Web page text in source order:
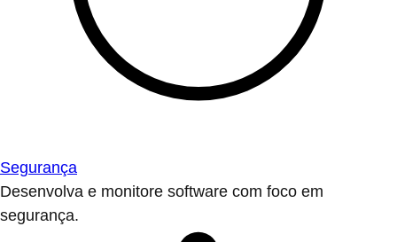
Segurança
Desenvolva e monitore software com foco em
segurança.